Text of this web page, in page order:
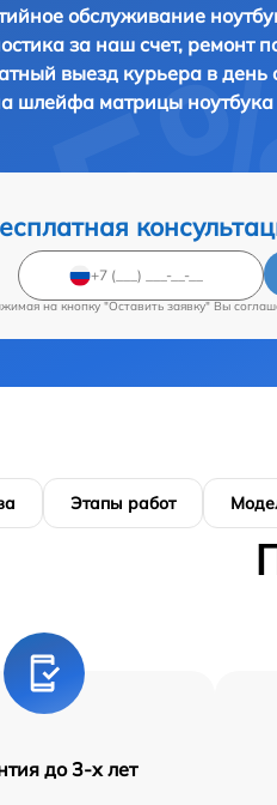
обслуживание
за наш счет, ремонт
выезд курьера в день
шлейфа матрицы ноутбука
на кнопку "Оставить заявку" Вы
Этапы работ
до 3-х лет